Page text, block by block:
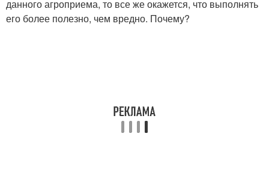
данного агроприема, то все же окажется, что выполнять
его более полезно, чем вредно. Почему?